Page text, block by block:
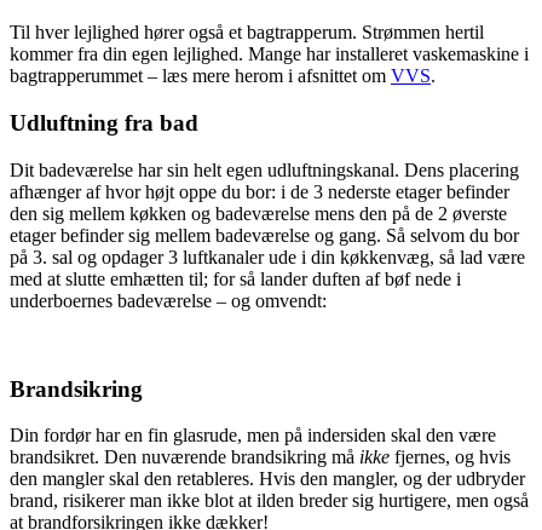
Til hver lejlighed hører også et bagtrapperum. Strømmen hertil
kommer fra din egen lejlighed. Mange har installeret vaskemaskine i
bagtrapperummet – læs mere herom i afsnittet om VVS.
Udluftning fra bad
Dit badeværelse har sin helt egen udluftningskanal. Dens placering
afhænger af hvor højt oppe du bor: i de 3 nederste etager befinder
den sig mellem køkken og badeværelse mens den på de 2 øverste
etager befinder sig mellem badeværelse og gang. Så selvom du bor
på 3. sal og opdager 3 luftkanaler ude i din køkkenvæg, så lad være
med at slutte emhætten til; for så lander duften af bøf nede i
underboernes badeværelse – og omvendt:
Brandsikring
Din fordør har en fin glasrude, men på indersiden skal den være
brandsikret. Den nuværende brandsikring må ikke fjernes, og hvis
den mangler skal den retableres. Hvis den mangler, og der udbryder
brand, risikerer man ikke blot at ilden breder sig hurtigere, men også
at brandforsikringen ikke dækker!